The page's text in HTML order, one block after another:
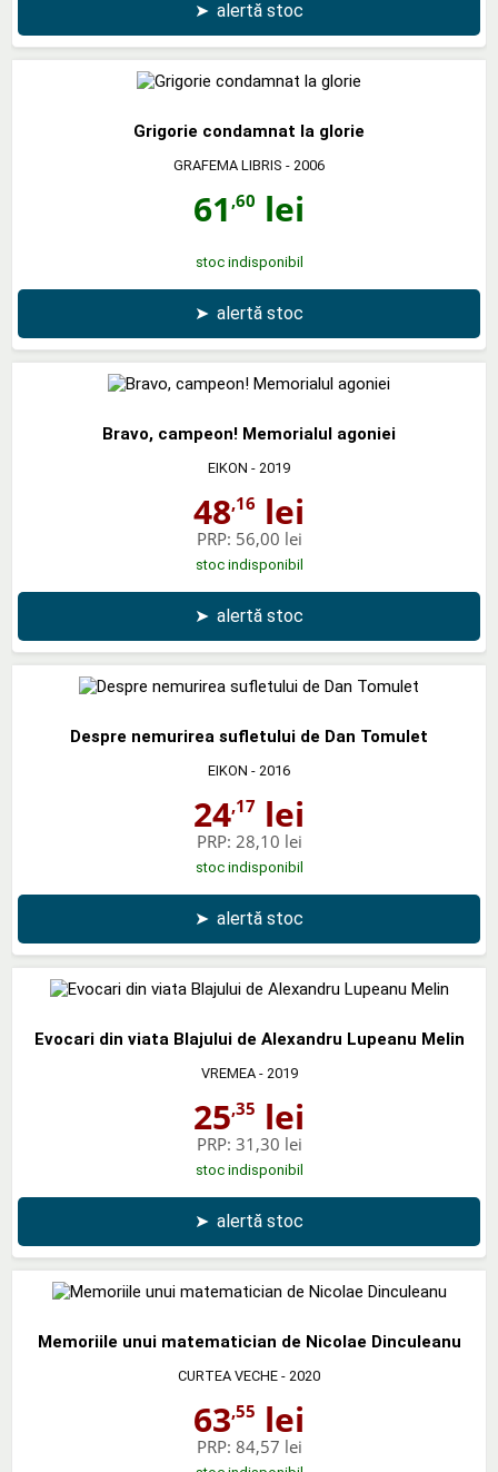
➤ alertă stoc
Grigorie condamnat la glorie
GRAFEMA LIBRIS - 2006
61 ,60 lei
stoc indisponibil
➤ alertă stoc
Bravo, campeon! Memorialul agoniei
EIKON - 2019
48,16 lei
PRP: 56,00 lei
stoc indisponibil
➤ alertă stoc
Despre nemurirea sufletului de Dan Tomulet
EIKON - 2016
24,17 lei
PRP: 28,10 lei
stoc indisponibil
➤ alertă stoc
Evocari din viata Blajului de Alexandru Lupeanu Melin
VREMEA- 2019
25,35 lei
PRP: 31,30 lei
stoc indisponibil
➤ alertă stoc
Memoriile unui matematician de Nicolae Dinculeanu
CURTEA VECHE - 2020
63,55 lei
PRP: 84,57 lei